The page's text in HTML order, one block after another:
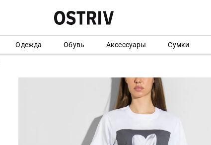
Одежда Обувь Аксессуары Сумки